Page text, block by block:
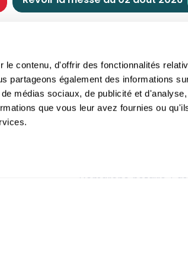
le contenu, d'offrir des fonctionnalités
partageons également des informations
médias sociaux, de publicité et
que vous leur avez fournies ou
Comment nous
Faire un don
Réduction d’impôt
Philanthropie
Démarche notaire /